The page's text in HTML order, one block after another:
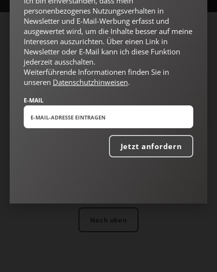
AGB und Widerrufsbelehrung Datenschutz Barrierefreiheit
Impressum
Vertrag widerrufen Abo online kündigen
Nach oben
personenbezogenes Nutzungsverhalten in
Newsletter und E-Mail-Werbung erfasst und
ausgewertet wird, um die Inhalte besser auf meine
Interessen auszurichten. Über einen Link in
Newsletter oder E-Mail kann ich diese Funktion
jederzeit ausschalten.
Weiterführende Informationen finden Sie in
unseren Datenschutzhinweisen.
E-MAIL
Jetzt anfordern